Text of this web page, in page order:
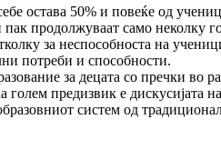
остава 50% и повеќе од
продолжуваат само неколку
за неспособноста на
потреби и способности.
за децата со пречки во
голем предизвик е
систем од